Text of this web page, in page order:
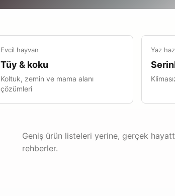
Evcil hayvan
Tüy & koku
Koltuk, zemin ve mama alanı
çözümleri
Yaz
Geniş ürün listeleri yerine, gerçek
rehberler.